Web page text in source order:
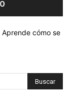
Aprende cómo se